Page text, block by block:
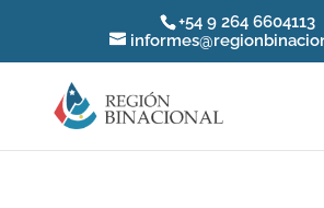
+54 9 264 6604113